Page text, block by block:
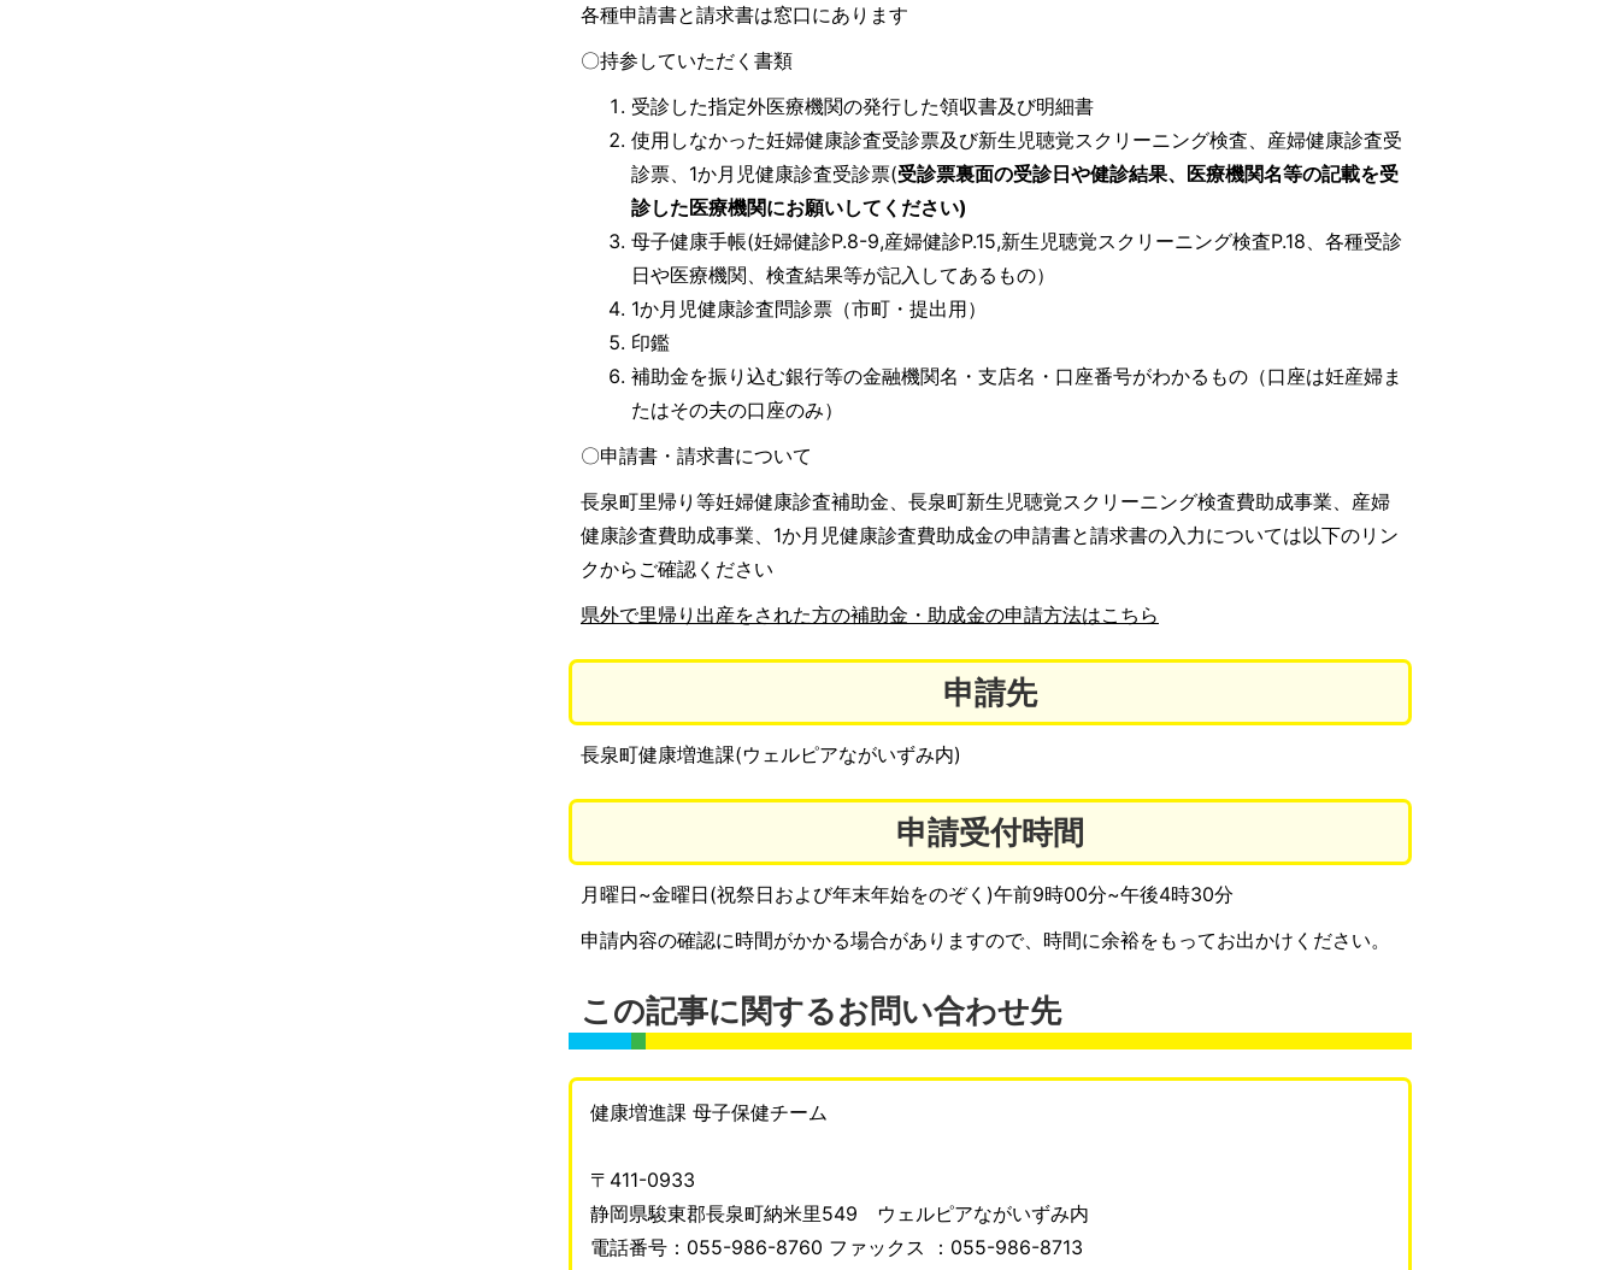
各種申請書と請求書は窓口にあります
〇持参していただく書類
受診した指定外医療機関の発行した領収書及び明細書
使用しなかった妊婦健康診査受診票及び新生児聴覚スクリーニング検査、産婦健康診査受
診票、1か月児健康診査受診票(受診票裏面の受診日や健診結果、医療機関名等の記載を受
診した医療機関にお願いしてください)
母子健康手帳(妊婦健診P.8-9,産婦健診P.15,新生児聴覚スクリーニング検査P.18、各種受診
日や医療機関、検査結果等が記入してあるもの）
1か月児健康診査問診票（市町・提出用）
印鑑
補助金を振り込む銀行等の金融機関名・支店名・口座番号がわかるもの（口座は妊産婦ま
たはその夫の口座のみ）
〇申請書・請求書について
長泉町里帰り等妊婦健康診査補助金、長泉町新生児聴覚スクリーニング検査費助成事業、産婦
健康診査費助成事業、1か月児健康診査費助成金の申請書と請求書の入力については以下のリン
クからご確認ください
県外で里帰り出産をされた方の補助金・助成金の申請方法はこちら
申請先
長泉町健康増進課(ウェルピアながいずみ内)
申請受付時間
月曜日~金曜日(祝祭日および年末年始をのぞく)午前9時00分~午後4時30分
申請内容の確認に時間がかかる場合がありますので、時間に余裕をもってお出かけください。
この記事に関するお問い合わせ先
健康増進課 母子保健チーム
〒411-0933
静岡県駿東郡長泉町納米里549 ウェルピアながいずみ内
電話番号：055-986-8760 ファックス ：055-986-8713